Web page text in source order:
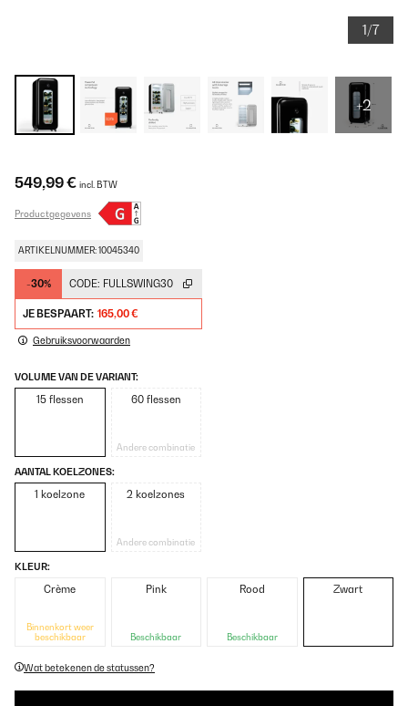
1/7
+2
549,99 € incl. BTW
Productgegevens
ARTIKELNUMMER: 10045340
-30% CODE: FULLSWING30
JE BESPAART: 165,00 €
Gebruiksvoorwaarden
VOLUME VAN DE VARIANT:
15 flessen 60 flessen
Andere combinatie
AANTAL KOELZONES:
1 koelzone 2 koelzones
Andere combinatie
KLEUR:
Crème
Binnenkort weer
beschikbaar
Pink
Beschikbaar
Rood
Beschikbaar
Zwart
Wat betekenen de statussen?